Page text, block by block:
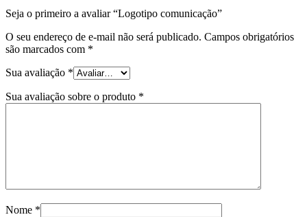
Seja o primeiro a avaliar “Logotipo comunicação”
O seu endereço de e-mail não será publicado. Campos obrigatórios
são marcados com *
Sua avaliação *
Sua avaliação sobre o produto *
Nome *